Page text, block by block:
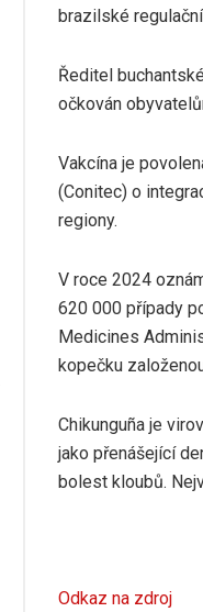
brazilské
Ředitel
očkován
Vakcína je
(Conitec) o
regiony.
V roce 2024
620 000 případy
Medicines
kopečku
Chikunguña je
jako přenášející
bolest kloubů.
Odkaz na zdroj